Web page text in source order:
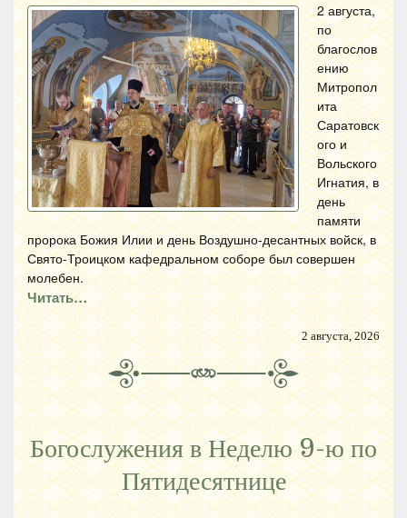
2 августа,
по
благослов
ению
Митропол
ита
Саратовск
ого и
Вольского
Игнатия, в
день
памяти
пророка Божия Илии и день Воздушно-десантных войск, в
Свято-Троицком кафедральном соборе был совершен
молебен.
Читать…
2 августа, 2026
Богослужения в Неделю 9-ю по
Пятидесятнице